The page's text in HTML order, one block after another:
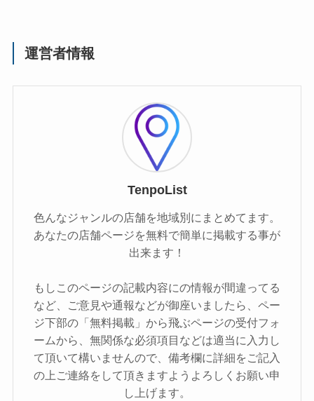
運営者情報
TenpoList
色んなジャンルの店舗を地域別にまとめてます。
あなたの店舗ページを無料で簡単に掲載する事が
出来ます！
もしこのページの記載内容にの情報が間違ってる
など、ご意見や通報などが御座いましたら、ペー
ジ下部の「無料掲載」から飛ぶページの受付フォ
ームから、無関係な必須項目などは適当に入力し
て頂いて構いませんので、備考欄に詳細をご記入
の上ご連絡をして頂きますようよろしくお願い申
し上げます。